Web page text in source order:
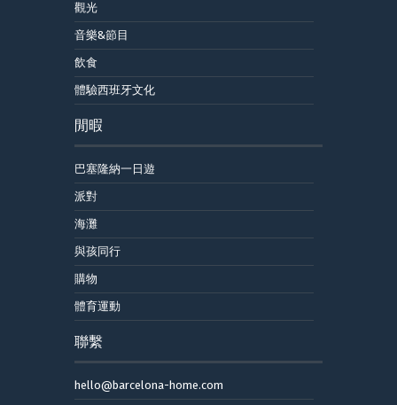
觀光
音樂&節目
飲食
體驗西班牙文化
閒暇
巴塞隆納一日遊
派對
海灘
與孩同行
購物
體育運動
聯繫
hello@barcelona-home.com